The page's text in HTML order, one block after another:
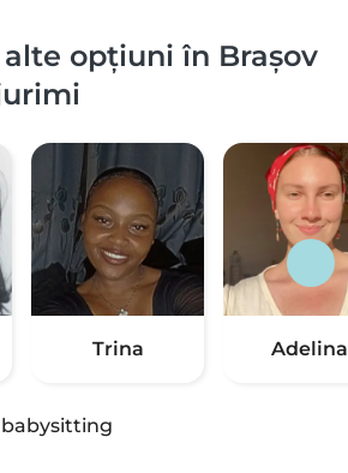
alte opțiuni în Brașov
Trina Adelina